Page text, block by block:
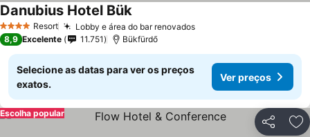
4 EstrelasResort Lobby e área do bar renovadosVer preços
Danubius Hotel BükVer preços
8,9 Excelente 11.751 Bükfürdő
Selecione as datas para ver os preços
exatos.
Ver preços
Partilhar
Escolha popular